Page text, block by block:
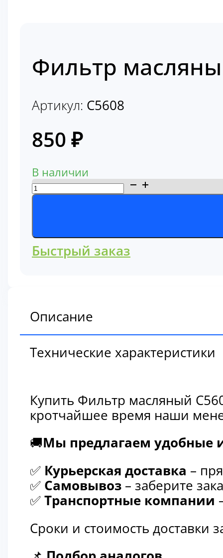
Фильтр
Артикул: C5608
850 ₽
В наличии
Количество
товара
масляный
C5608
Быстрый заказ
Описание
Технические характеристики
Купить Фильтр масляный
кротчайшее время наши
🚚Мы предлагаем удобные
✅ Курьерская доставка –
✅ Самовывоз – заберите
✅ Транспортные компании
Сроки и стоимость доставки